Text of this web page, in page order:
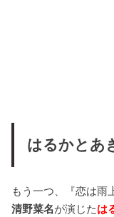
はるかとあ
もう一つ、『恋は雨
清野菜名が演じたは